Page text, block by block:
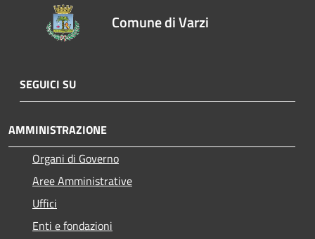
Comune di Varzi
SEGUICI SU
AMMINISTRAZIONE
Organi di Governo
Aree Amministrative
Uffici
Enti e fondazioni